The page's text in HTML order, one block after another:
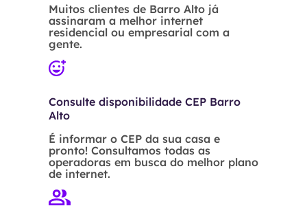
Muitos clientes de Barro Alto já
assinaram a melhor internet
residencial ou empresarial com a
gente.
Consulte disponibilidade CEP Barro
Alto
É informar o CEP da sua casa e
pronto! Consultamos todas as
operadoras em busca do melhor plano
de internet.